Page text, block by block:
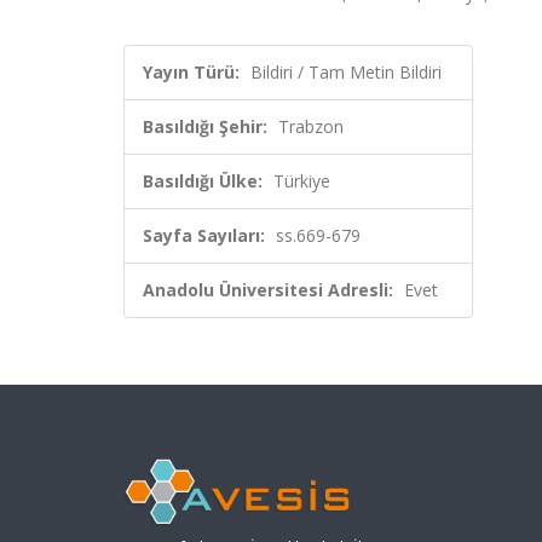
Yayın Türü: Bildiri / Tam Metin Bildiri
Basıldığı Şehir: Trabzon
Basıldığı Ülke: Türkiye
Sayfa Sayıları: ss.669-679
Anadolu Üniversitesi Adresli: Evet